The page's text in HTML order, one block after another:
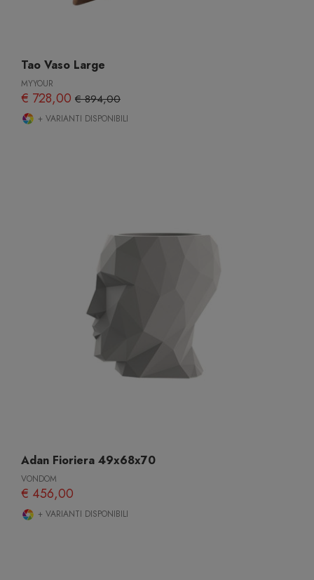
Tao Vaso Large
MYYOUR
€ 728,00 € 894,00
+ VARIANTI DISPONIBILI
Adan Fioriera 49x68x70
VONDOM
€ 456,00
+ VARIANTI DISPONIBILI